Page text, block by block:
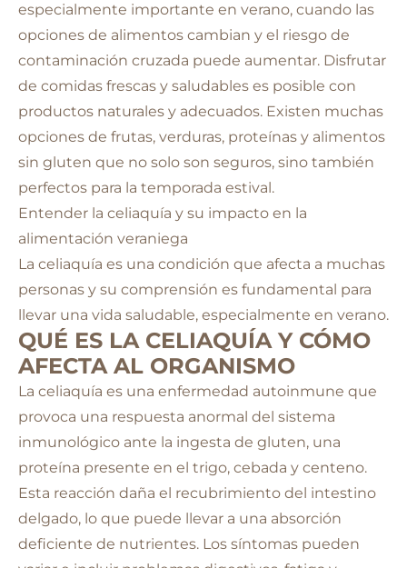
especialmente importante en verano, cuando las
opciones de alimentos cambian y el riesgo de
contaminación cruzada puede aumentar. Disfrutar
de comidas frescas y saludables es posible con
productos naturales y adecuados. Existen muchas
opciones de frutas, verduras, proteínas y alimentos
sin gluten que no solo son seguros, sino también
perfectos para la temporada estival.
Entender la celiaquía y su impacto en la
alimentación veraniega
La celiaquía es una condición que afecta a muchas
personas y su comprensión es fundamental para
llevar una vida saludable, especialmente en verano.
QUÉ ES LA CELIAQUÍA Y CÓMO
AFECTA AL ORGANISMO
La celiaquía es una enfermedad autoinmune que
provoca una respuesta anormal del sistema
inmunológico ante la ingesta de gluten, una
proteína presente en el trigo, cebada y centeno.
Esta reacción daña el recubrimiento del intestino
delgado, lo que puede llevar a una absorción
deficiente de nutrientes. Los síntomas pueden